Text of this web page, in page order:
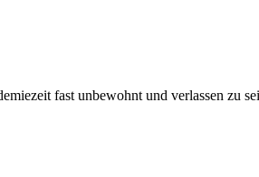
fast unbewohnt und verlassen zu